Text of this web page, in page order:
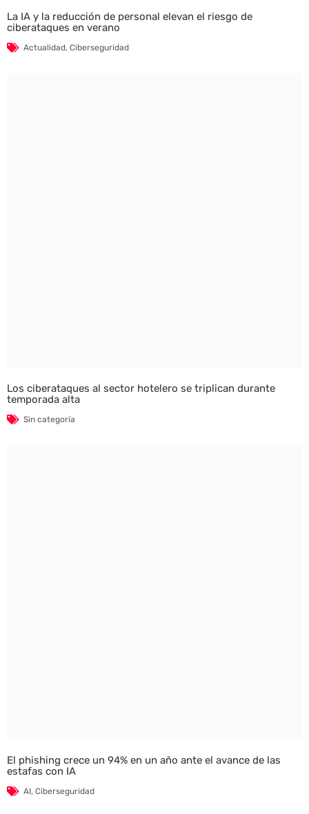
La IA y la reducción de personal elevan el riesgo de
ciberataques en verano
Actualidad, Ciberseguridad
Los ciberataques al sector hotelero se triplican durante
temporada alta
Sin categoría
El phishing crece un 94% en un año ante el avance de las
estafas con IA
AI, Ciberseguridad